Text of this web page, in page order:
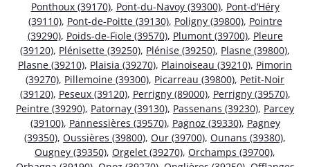
Ponthoux (39170), Pont-du-Navoy (39300), Pont-d’Héry
(39110), Pont-de-Poitte (39130), Poligny (39800), Pointre
(39290), Poids-de-Fiole (39570), Plumont (39700), Pleure
(39120), Plénisette (39250), Plénise (39250), Plasne (39800),
Plasne (39210), Plaisia (39270), Plainoiseau (39210), Pimorin
(39270), Pillemoine (39300), Picarreau (39800), Petit-Noir
(39120), Peseux (39120), Perrigny (89000), Perrigny (39570),
Peintre (39290), Patornay (39130), Passenans (39230), Parcey
(39100), Pannessières (39570), Pagnoz (39330), Pagney
(39350), Oussières (39800), Our (39700), Ounans (39380),
Ougney (39350), Orgelet (39270), Orchamps (39700),